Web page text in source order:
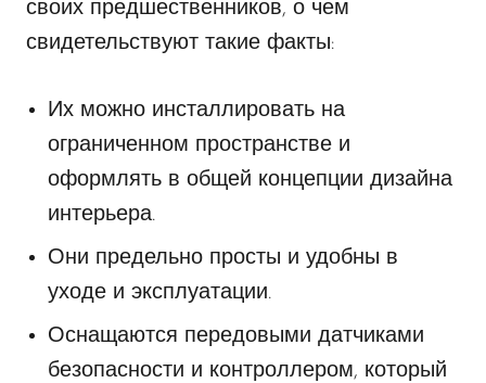
своих предшественников, о чем
свидетельствуют такие факты:
Их можно инсталлировать на
ограниченном пространстве и
оформлять в общей концепции дизайна
интерьера.
Они предельно просты и удобны в
уходе и эксплуатации.
Оснащаются передовыми датчиками
безопасности и контроллером, который